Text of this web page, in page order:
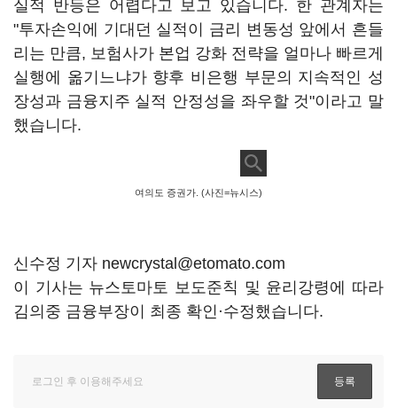
실적 반등은 어렵다고 보고 있습니다. 한 관계자는
"투자손익에 기대던 실적이 금리 변동성 앞에서 흔들
리는 만큼, 보험사가 본업 강화 전략을 얼마나 빠르게
실행에 옮기느냐가 향후 비은행 부문의 지속적인 성
장성과 금융지주 실적 안정성을 좌우할 것"이라고 말
했습니다.
여의도 증권가. (사진=뉴시스)
신수정 기자 newcrystal@etomato.com
이 기사는 뉴스토마토 보도준칙 및 윤리강령에 따라
김의중 금융부장이 최종 확인·수정했습니다.